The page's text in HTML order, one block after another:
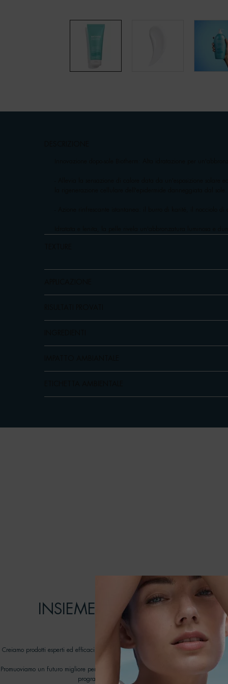
[ IMPEGNI ]
INSIEME POSSIAMO FARE
DIFFERENZA
Creiamo prodotti esperti ed efficaci, pensati per durare: prendendoci cura della
rispetto degli oceani.
Promuoviamo un futuro migliore per i nostri oceani lavorando con ONG dedicate
programma Biotherm Water Lovers dal 2012.